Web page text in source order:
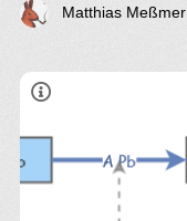
Matthias Meßmer